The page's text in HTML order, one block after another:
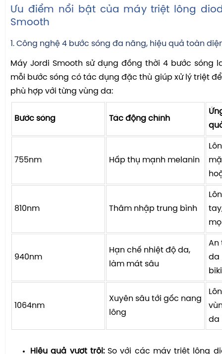
Ưu điểm nổi bật của máy triệt lông
Smooth
1. Công nghệ 4 bước sóng đa năng, hiệu quả toàn
Máy Jordi Smooth sử dụng đồng thời 4 bước sóng
mỗi bước sóng có tác dụng đặc thù giúp xử lý triệt
phù hợp với từng vùng da:
Bước sóng Tác động chính
755nm Hấp thụ mạnh melanin
810nm Thâm nhập trung bình
940nm
Hạn chế nhiệt độ da,
làm mát sâu
An
da
1064nm
Xuyên sâu tới gốc nang
lông
da
Hiệu quả vượt trội:So với các máy triệt lông